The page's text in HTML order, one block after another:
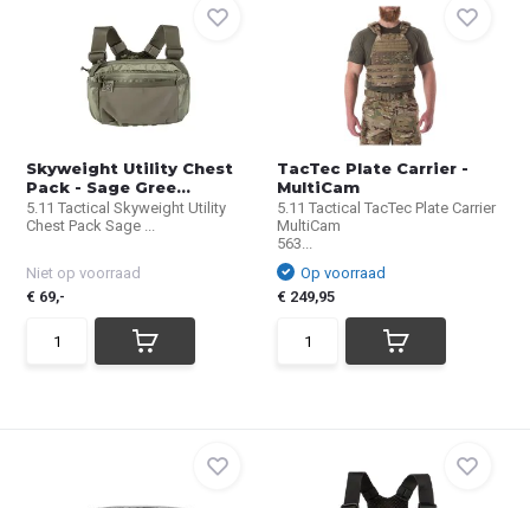
Skyweight Utility Chest
Pack - Sage Gree...
5.11 Tactical Skyweight Utility
Chest Pack Sage ...
Niet op voorraad
€ 69,-
TacTec Plate Carrier -
MultiCam
5.11 Tactical TacTec Plate Carrier
MultiCam
563...
Op voorraad
€ 249,95